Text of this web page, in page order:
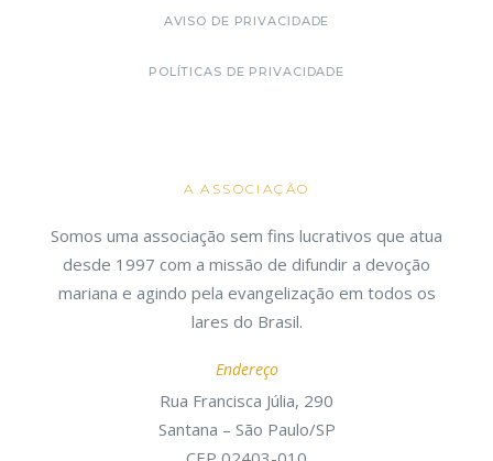
AVISO DE PRIVACIDADE
POLÍTICAS DE PRIVACIDADE
A ASSOCIAÇÃO
Somos uma associação sem fins lucrativos que atua
desde 1997 com a missão de difundir a devoção
mariana e agindo pela evangelização em todos os
lares do Brasil.
Endereço
Rua Francisca Júlia, 290
Santana – São Paulo/SP